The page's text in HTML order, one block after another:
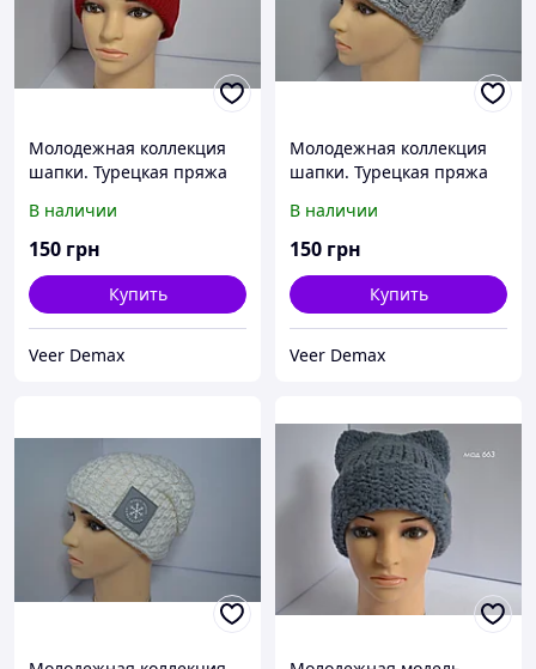
Молодежная коллекция
шапки. Турецкая пряжа
отворотом. .
В наличии
150 грн
Купить
Veer Demax
Молодежная коллекция
шапки. Турецкая пряжа
вязаным подкладом .
В наличии
150 грн
Купить
Veer Demax